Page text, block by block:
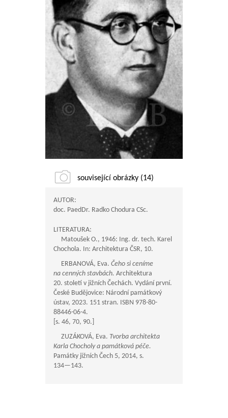
související obrázky (14)
AUTOR:
doc. PaedDr. Radko Chodura CSc.
LITERATURA:
Matoušek O., 1946: Ing. dr. tech. Karel
Chochola. In: Architektura ČSR, 10.
ERBANOVÁ, Eva. Čeho si ceníme
na cenných stavbách. Architektura
20. století v jižních Čechách. Vydání první.
České Budějovice: Národní památkový
ústav, 2023. 151 stran. ISBN 978-80-
88446-06-4.
[s. 46, 70, 90.]
ZUZÁKOVÁ, Eva. Tvorba architekta
Karla Chocholy a památková péče.
Památky jižních Čech 5, 2014, s.
134—143.